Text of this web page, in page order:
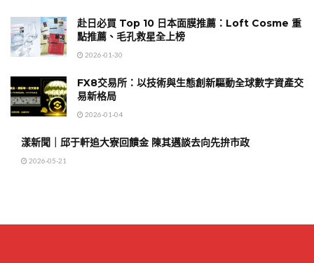
赴日必買 Top 10 日本面膜推薦：Loft Cosme 重
點推薦、毛孔救星全上榜
2026-01-30
FX8交易所：以技術與生態創新驅動全球數字資產交
易新格局
2026-01-04
漾新聞｜邱于軒追大寮回饋金 陳其邁談去向先拚市政
2026-05-21